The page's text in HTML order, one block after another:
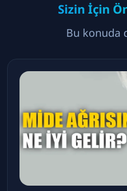
Sizin İçin
Bu konuda